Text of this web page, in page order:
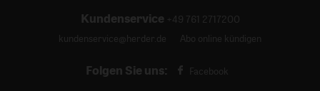
Kundenservice +49 761 2717200
kundenservice@herder.de
Abo online kündigen
Folgen Sie uns: Facebook